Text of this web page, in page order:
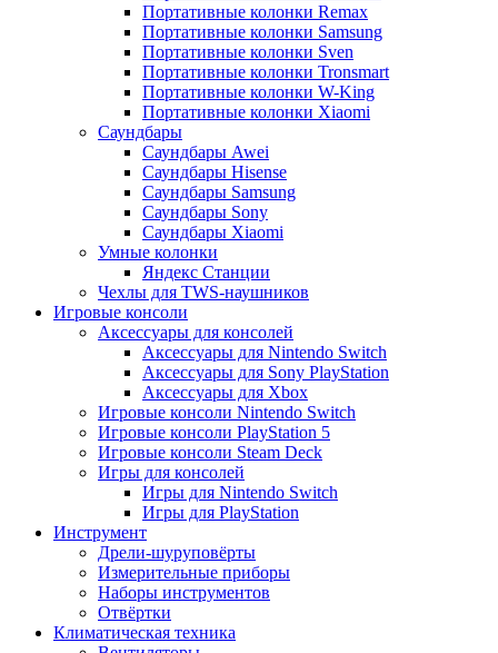
Портативные колонки Remax
Портативные колонки Samsung
Портативные колонки Sven
Портативные колонки Tronsmart
Портативные колонки W-King
Портативные колонки Xiaomi
Саундбары
Саундбары Awei
Саундбары Hisense
Саундбары Samsung
Саундбары Sony
Саундбары Xiaomi
Умные колонки
Яндекс Станции
Чехлы для TWS-наушников
Игровые консоли
Аксессуары для консолей
Аксессуары для Nintendo Switch
Аксессуары для Sony PlayStation
Аксессуары для Xbox
Игровые консоли Nintendo Switch
Игровые консоли PlayStation 5
Игровые консоли Steam Deck
Игры для консолей
Игры для Nintendo Switch
Игры для PlayStation
Инструмент
Дрели-шуруповёрты
Измерительные приборы
Наборы инструментов
Отвёртки
Климатическая техника